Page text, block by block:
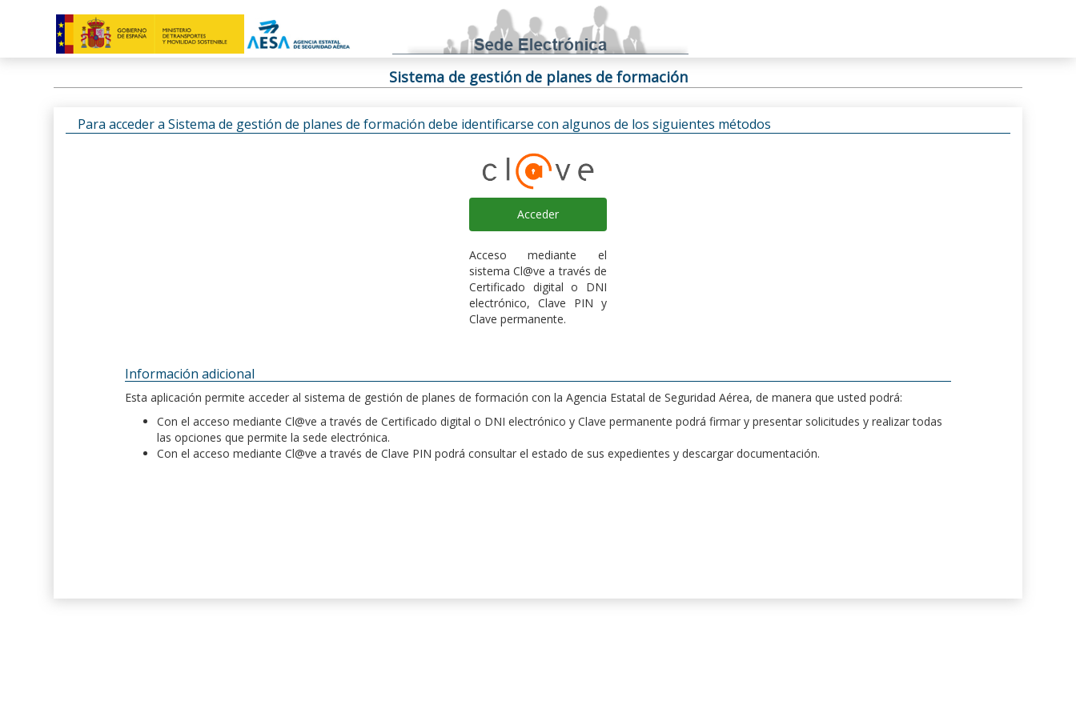
Sistema de gestión de planes de formación
Para acceder a Sistema de gestión de planes de formación debe identificarse con algunos de los siguientes métodos
Acceder
Acceso mediante el
sistema Cl@ve a través de
Certificado digital o DNI
electrónico, Clave PIN y
Clave permanente.
Información adicional
Esta aplicación permite acceder al sistema de gestión de planes de formación con la Agencia Estatal de Seguridad Aérea, de manera que usted podrá:
Con el acceso mediante Cl@ve a través de Certificado digital o DNI electrónico y Clave permanente podrá firmar y presentar solicitudes y realizar todas
las opciones que permite la sede electrónica.
Con el acceso mediante Cl@ve a través de Clave PIN podrá consultar el estado de sus expedientes y descargar documentación.